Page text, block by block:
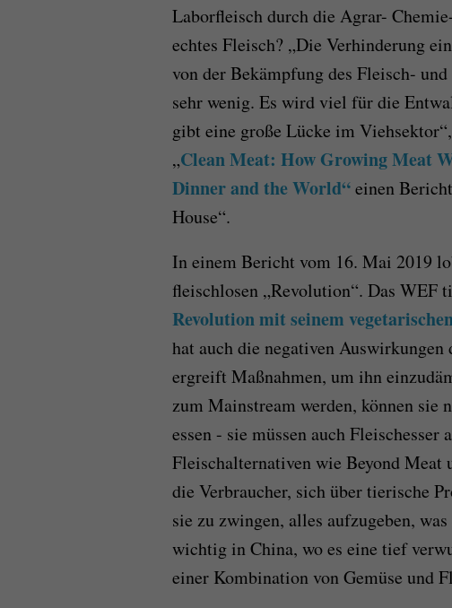
Laborfleisch durch die Agrar-
echtes Fleisch? „Die Verhinderung
von der Bekämpfung des Fleisch-
sehr wenig. Es wird viel für die
gibt eine große Lücke im
„Clean Meat: How Growing Meat
Dinner and the World“einen
House“.
In einem Bericht vom 16. Mai 2019
fleischlosen „Revolution“. Das WEF
Revolution mit seinem
hat auch die negativen
ergreift Maßnahmen, um ihn
zum Mainstream werden, können sie
essen - sie müssen auch Fleischesser
Fleischalternativen wie Beyond
die Verbraucher, sich über tierische
sie zu zwingen, alles aufzugeben,
wichtig in China, wo es eine tief
einer Kombination von Gemüse und